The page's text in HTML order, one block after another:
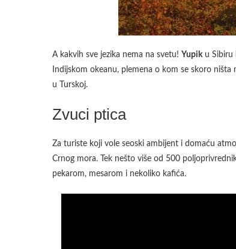
A kakvih sve jezika nema na svetu! Yupiku Sibiru
Indijskom okeanu, plemena o kom se skoro
u Turskoj.
Zvuci ptica
Za turiste koji vole seoski ambijent i domaću
Crnog mora. Tek nešto više od 500
pekarom, mesarom i nekoliko kafića.